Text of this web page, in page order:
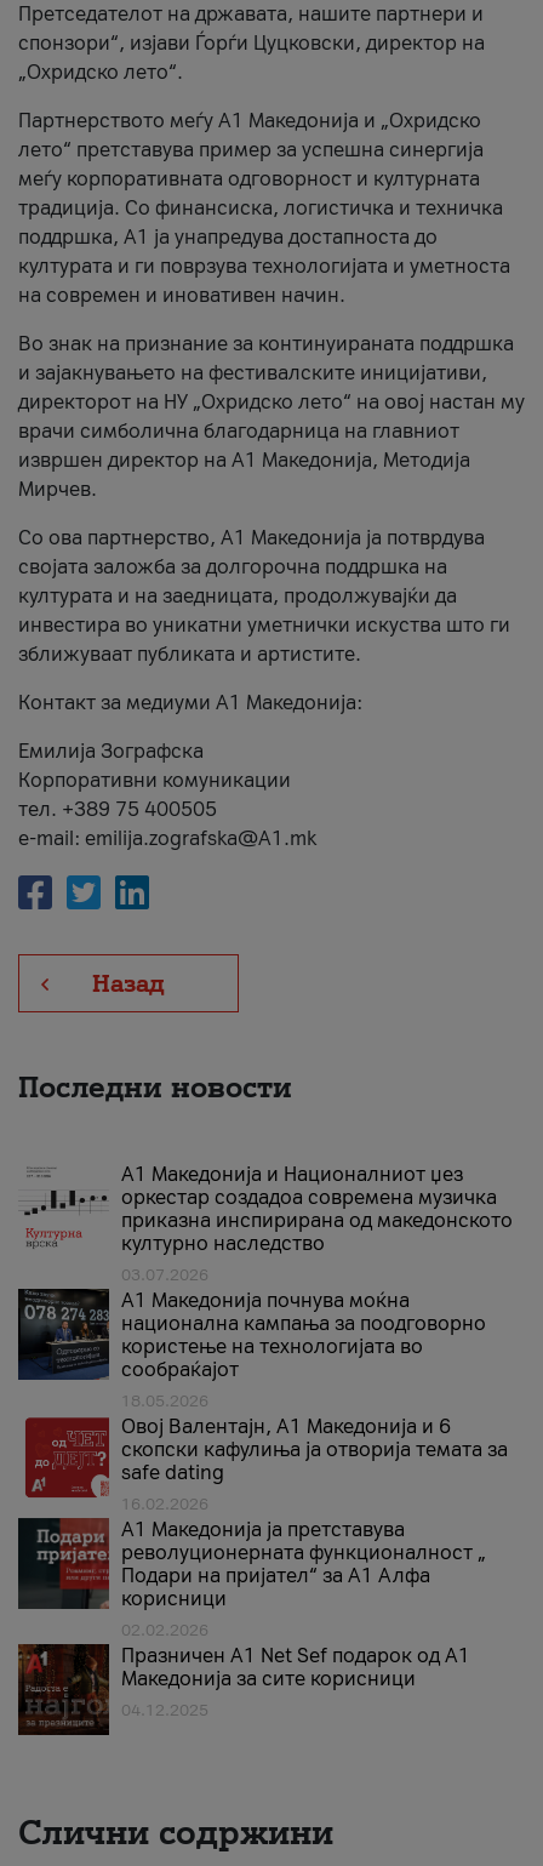
Претседателот на државата, нашите партнери и
спонзори“, изјави Ѓорѓи Цуцковски, директор на
„Охридско лето“.
Партнерството меѓу A1 Македонија и „Охридско
лето“ претставува пример за успешна синергија
меѓу корпоративната одговорност и културната
традиција. Со финансиска, логистичка и техничка
поддршка, A1 ја унапредува достапноста до
културата и ги поврзува технологијата и уметноста
на современ и иновативен начин.
Во знак на признание за континуираната поддршка
и зајакнувањето на фестивалските иницијативи,
директорот на НУ „Охридско лето“ на овој настан му
врачи симболична благодарница на главниот
извршен директор на A1 Македонија, Методија
Мирчев.
Со ова партнерство, A1 Македонија ја потврдува
својата заложба за долгорочна поддршка на
културата и на заедницата, продолжувајќи да
инвестира во уникатни уметнички искуства што ги
зближуваат публиката и артистите.
Контакт за медиуми А1 Македонија:
Емилија Зографска
Корпоративни комуникации
тел. +389 75 400505
e-mail: emilija.zografska@A1.mk
Назад
Последни новости
А1 Македонија и Националниот џез
оркестар создадоа современа музичка
приказна инспирирана од македонското
културно наследство
03.07.2026
A1 Македонија почнува моќна
национална кампања за поодговорно
користење на технологијата во
сообраќајот
18.05.2026
Овој Валентајн, A1 Македонија и 6
скопски кафулиња ја отворија темата за
safe dating
16.02.2026
А1 Македонија ја претставува
револуционерната функционалност „
Подари на пријател“ за А1 Алфа
корисници
02.02.2026
Празничен A1 Net Sеf подарок од А1
Македонија за сите корисници
04.12.2025
Слични содржини